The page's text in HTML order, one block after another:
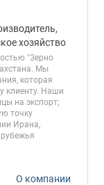
хозяйство
"Зерно
Мы
которая
клиенту. Наши
на экспорт;
точку
Ирана,
О компании